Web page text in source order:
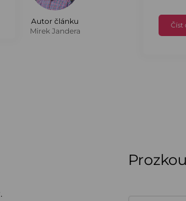
Autor článku
Mirek Jandera
Číst